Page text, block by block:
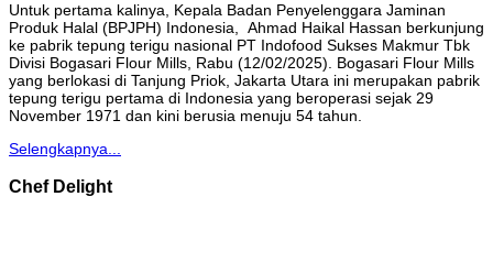
Untuk pertama kalinya, Kepala Badan Penyelenggara Jaminan
Produk Halal (BPJPH) Indonesia, Ahmad Haikal Hassan berkunjung
ke pabrik tepung terigu nasional PT Indofood Sukses Makmur Tbk
Divisi Bogasari Flour Mills, Rabu (12/02/2025). Bogasari Flour Mills
yang berlokasi di Tanjung Priok, Jakarta Utara ini merupakan pabrik
tepung terigu pertama di Indonesia yang beroperasi sejak 29
November 1971 dan kini berusia menuju 54 tahun.
Selengkapnya...
Chef Delight